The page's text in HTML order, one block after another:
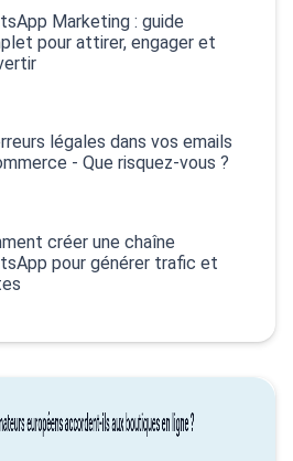
Marketing : guide
pour attirer, engager et
légales dans vos emails
- Que risquez-vous ?
créer une chaîne
pour générer trafic et